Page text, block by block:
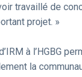
travaillé de
projet. »
à l’HGBG
la